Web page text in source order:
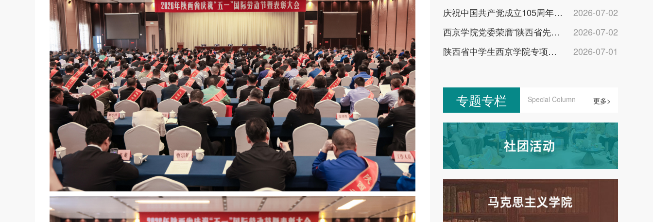
庆祝中国共产党成立105周年暨“两优一先”表彰大会举行
2026-07-02
西京学院党委荣膺“陕西省先进基层党组织”称号
2026-07-02
陕西省中学生西京学院专项助学金发放仪式举行
2026-07-01
专题专栏 Special Column 更多>